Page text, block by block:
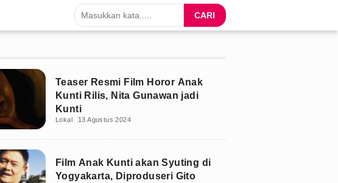
CARI
Teaser Resmi Film Horor Anak
Kunti Rilis, Nita Gunawan jadi
Kunti
Lokal 13 Agustus 2024
Film Anak Kunti akan Syuting di
Yogyakarta, Diproduseri Gito